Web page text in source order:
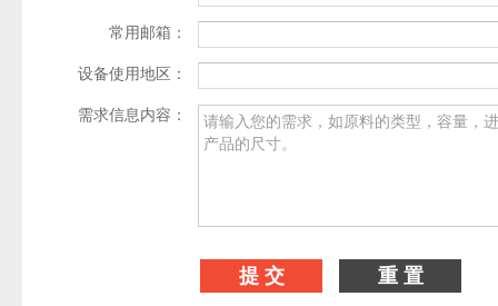
常用邮箱：
设备使用地区：
需求信息内容：